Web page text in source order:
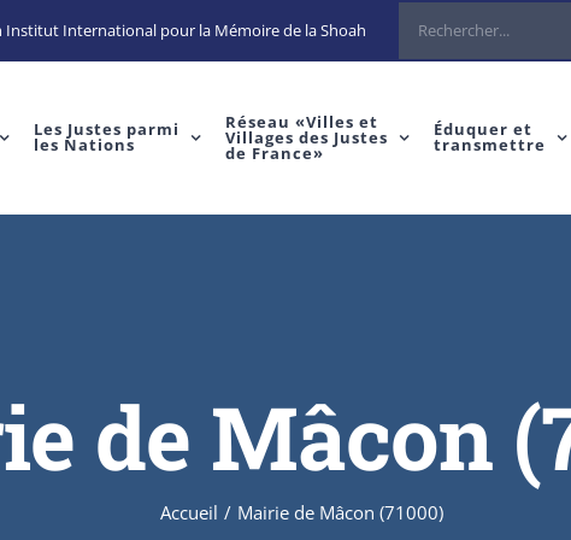
Institut International pour la Mémoire de la Shoah Rechercher
Les Justes parmi
les Nations
Réseau «Villes et
Villages des Justes
de France»
Éduquer et
transmettre
de Mâcon
Accueil / Mairie de Mâcon (71000)